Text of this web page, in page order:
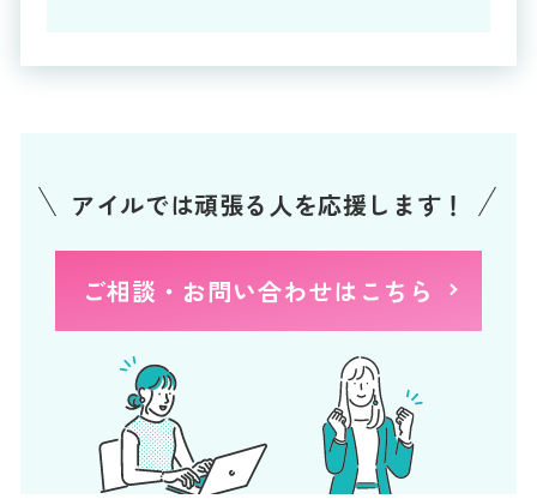
アイルでは頑張る人を応援します！
ご相談・お問い合わせはこちら